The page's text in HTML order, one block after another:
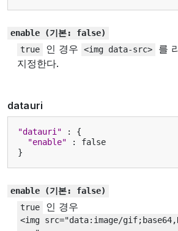
enable (기본:
false)
true
인 경우 <img data-src>
를
지정한다.
datauri
"datauri" :
{
"enable"
:
false
}
enable (기본:
false)
true
인 경우
<img src="data:image/